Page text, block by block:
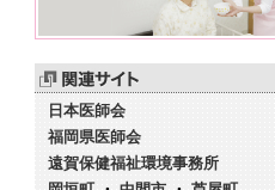
日本医師会
福岡県医師会
遠賀保健福祉環境事務所